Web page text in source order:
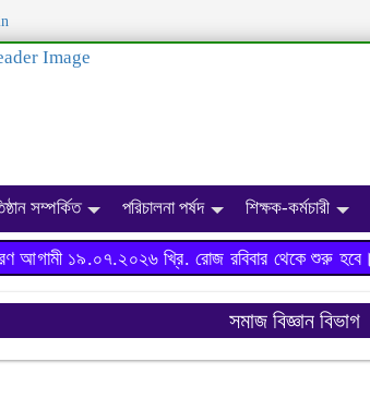
সম্পর্কিত পরিচালনা পর্ষদ শিক্ষক-কর্মচারী
আগামী ১৯.০৭.২০২৬ খ্রি. রোজ রবিবার থেকে শুরু হবে।
সমাজ বিজ্ঞান বিভাগ